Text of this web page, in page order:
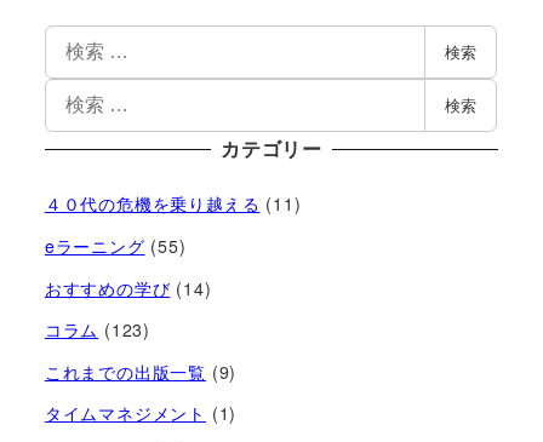
検索
検索
カテゴリー
４０代の危機を乗り越える (11)
eラーニング (55)
おすすめの学び (14)
コラム (123)
これまでの出版一覧 (9)
タイムマネジメント (1)